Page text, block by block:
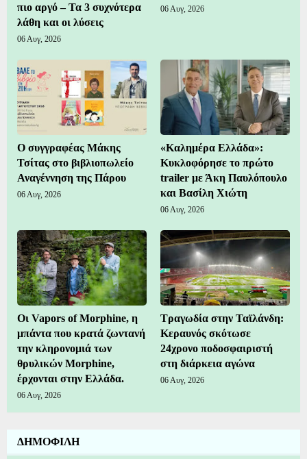
πιο αργό – Τα 3 συχνότερα
λάθη και οι λύσεις
06 Αυγ, 2026
06 Αυγ, 2026
Ο συγγραφέας Μάκης
Τσίτας στο βιβλιοπωλείο
Αναγέννηση της Πάρου
06 Αυγ, 2026
«Καλημέρα Ελλάδα»:
Κυκλοφόρησε το πρώτο
trailer με Άκη Παυλόπουλο
και Βασίλη Χιώτη
06 Αυγ, 2026
Οι Vapors of Morphine, η
μπάντα που κρατά ζωντανή
την κληρονομιά των
θρυλικών Morphine,
έρχονται στην Ελλάδα.
06 Αυγ, 2026
Τραγωδία στην Ταϊλάνδη:
Κεραυνός σκότωσε
24χρονο ποδοσφαιριστή
στη διάρκεια αγώνα
06 Αυγ, 2026
ΔΗΜΟΦΙΛΗ